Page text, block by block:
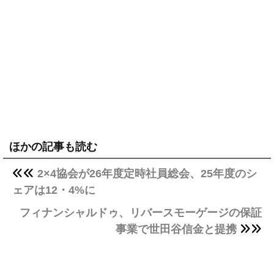
ほかの記事も読む
2×4協会が26年度定時社員総会、25年度のシ
ェアは12・4%に
フィナンシャルドゥ、リバースモーゲージの保証
事業で世田谷信金と提携